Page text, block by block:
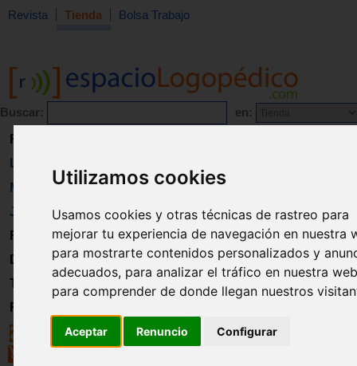
Utilizamos cookies
Usamos cookies y otras técnicas de rastreo para
mejorar tu experiencia de navegación en nuestra
para mostrarte contenidos personalizados y
adecuados, para analizar el tráfico en nuestra
para comprender de donde llegan nuestros
Aceptar Renuncio Configurar
Revista Tienda Bolsa Trabajo
Buscar: en:
Revista
Libros
Material
Juguetes
Formación
Directorio
Trabajo
Registro